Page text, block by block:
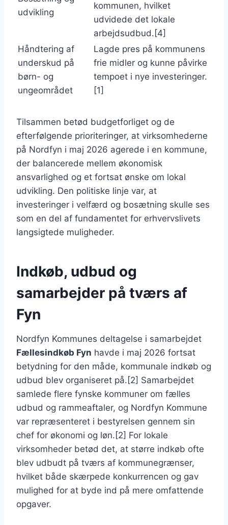
udvikling
kommunen, hvilket
udvidede det lokale
arbejdsudbud.[4]
Håndtering af
underskud på
børn- og
ungeområdet
Lagde pres på kommunens
frie midler og kunne påvirke
tempoet i nye investeringer.
[1]
Tilsammen betød budgetforliget og de
efterfølgende prioriteringer, at virksomhederne
på Nordfyn i maj 2026 agerede i en kommune,
der balancerede mellem økonomisk
ansvarlighed og et fortsat ønske om lokal
udvikling. Den politiske linje var, at
investeringer i velfærd og bosætning skulle ses
som en del af fundamentet for erhvervslivets
langsigtede muligheder.
Indkøb, udbud og
samarbejder på tværs af
Fyn
Nordfyn Kommunes deltagelse i samarbejdet
Fællesindkøb Fyn havde i maj 2026 fortsat
betydning for den måde, kommunale indkøb og
udbud blev organiseret på.[2] Samarbejdet
samlede flere fynske kommuner om fælles
udbud og rammeaftaler, og Nordfyn Kommune
var repræsenteret i bestyrelsen gennem sin
chef for økonomi og løn.[2] For lokale
virksomheder betød det, at større indkøb ofte
blev udbudt på tværs af kommunegrænser,
hvilket både skærpede konkurrencen og gav
mulighed for at byde ind på mere omfattende
opgaver.